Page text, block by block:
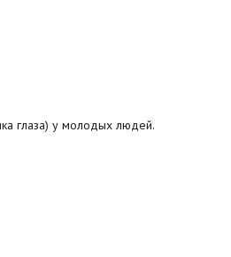
глаза) у молодых людей.